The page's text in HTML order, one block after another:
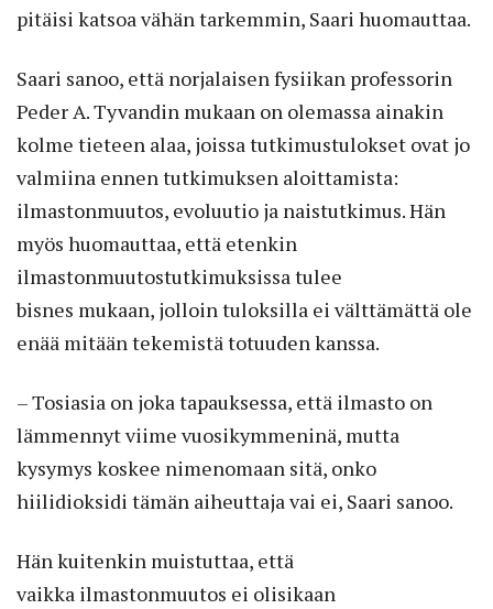
pitäisi katsoa vähän tarkemmin, Saari huomauttaa.
Saari sanoo, että norjalaisen fysiikan professorin
Peder A. Tyvandin mukaan on olemassa ainakin
kolme tieteen alaa, joissa tutkimustulokset ovat jo
valmiina ennen tutkimuksen aloittamista:
ilmastonmuutos, evoluutio ja naistutkimus. Hän
myös huomauttaa, että etenkin
ilmastonmuutostutkimuksissa tulee
bisnes mukaan, jolloin tuloksilla ei välttämättä ole
enää mitään tekemistä totuuden kanssa.
– Tosiasia on joka tapauksessa, että ilmasto on
lämmennyt viime vuosikymmeninä, mutta
kysymys koskee nimenomaan sitä, onko
hiilidioksidi tämän aiheuttaja vai ei, Saari sanoo.
Hän kuitenkin muistuttaa, että
vaikka ilmastonmuutos ei olisikaan